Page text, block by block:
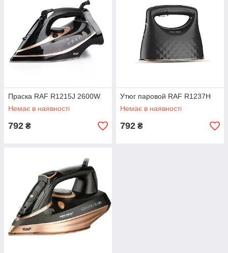
Праска RAF R1215J 2600W
Немає в наявності
792 ₴
Утюг паровой RAF R1237H
Немає в наявності
792 ₴